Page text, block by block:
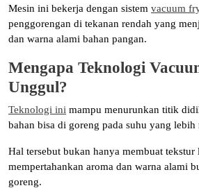
Mesin ini bekerja dengan sistem vacuum
penggorengan di tekanan rendah yang
dan warna alami bahan pangan.
Mengapa Teknologi
Unggul?
Teknologi ini mampu menurunkan titik
bahan bisa di goreng pada suhu yang lebih
Hal tersebut bukan hanya membuat
mempertahankan aroma dan warna alami
goreng.